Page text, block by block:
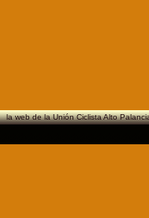
web de la Unión Ciclista Alto